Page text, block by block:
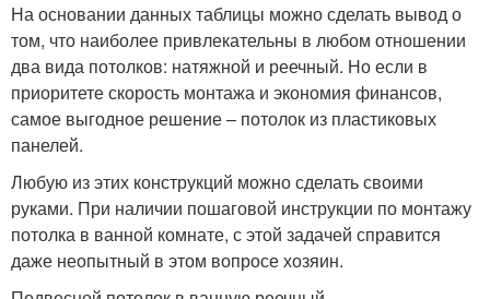
На основании данных таблицы можно сделать вывод о
том, что наиболее привлекательны в любом отношении
два вида потолков: натяжной и реечный. Но если в
приоритете скорость монтажа и экономия финансов,
самое выгодное решение – потолок из пластиковых
панелей.
Любую из этих конструкций можно сделать своими
руками. При наличии пошаговой инструкции по монтажу
потолка в ванной комнате, с этой задачей справится
даже неопытный в этом вопросе хозяин.